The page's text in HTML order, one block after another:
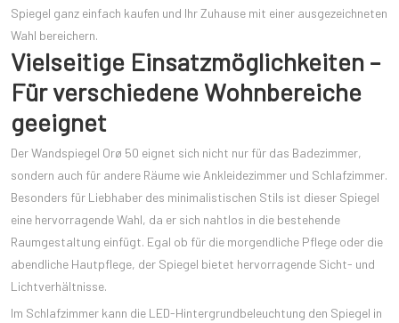
Spiegel ganz einfach kaufen und Ihr Zuhause mit einer ausgezeichneten
Wahl bereichern.
Vielseitige Einsatzmöglichkeiten –
Für verschiedene Wohnbereiche
geeignet
Der Wandspiegel Orø 50 eignet sich nicht nur für das Badezimmer,
sondern auch für andere Räume wie Ankleidezimmer und Schlafzimmer.
Besonders für Liebhaber des minimalistischen Stils ist dieser Spiegel
eine hervorragende Wahl, da er sich nahtlos in die bestehende
Raumgestaltung einfügt. Egal ob für die morgendliche Pflege oder die
abendliche Hautpflege, der Spiegel bietet hervorragende Sicht- und
Lichtverhältnisse.
Im Schlafzimmer kann die LED-Hintergrundbeleuchtung den Spiegel in